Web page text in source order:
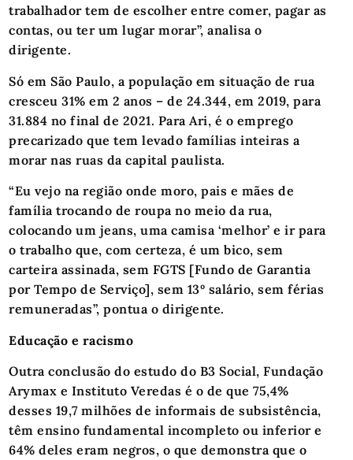
trabalhador tem de escolher entre comer, pagar as
contas, ou ter um lugar morar”, analisa o
dirigente.
Só em São Paulo, a população em situação de rua
cresceu 31% em 2 anos – de 24.344, em 2019, para
31.884 no final de 2021. Para Ari, é o emprego
precarizado que tem levado famílias inteiras a
morar nas ruas da capital paulista.
“Eu vejo na região onde moro, pais e mães de
família trocando de roupa no meio da rua,
colocando um jeans, uma camisa ‘melhor’ e ir para
o trabalho que, com certeza, é um bico, sem
carteira assinada, sem FGTS [Fundo de Garantia
por Tempo de Serviço], sem 13º salário, sem férias
remuneradas”, pontua o dirigente.
Educação e racismo
Outra conclusão do estudo do B3 Social, Fundação
Arymax e Instituto Veredas é o de que 75,4%
desses 19,7 milhões de informais de subsistência,
têm ensino fundamental incompleto ou inferior e
64% deles eram negros, o que demonstra que o